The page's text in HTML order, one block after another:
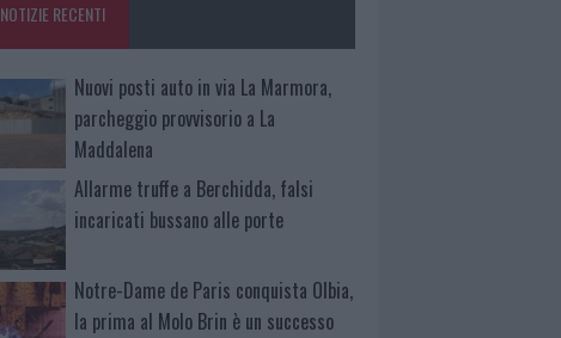
NOTIZIE RECENTI
Nuovi posti auto in via La Marmora,
parcheggio provvisorio a La
Maddalena
Allarme truffe a Berchidda, falsi
incaricati bussano alle porte
Notre-Dame de Paris conquista Olbia,
la prima al Molo Brin è un successo